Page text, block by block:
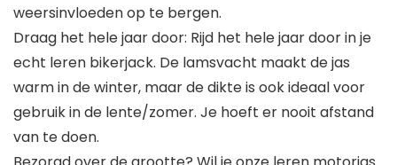
weersinvloeden op te bergen.
Draag het hele jaar door: Rijd het hele jaar door in je
echt leren bikerjack. De lamsvacht maakt de jas
warm in de winter, maar de dikte is ook ideaal voor
gebruik in de lente/zomer. Je hoeft er nooit afstand
van te doen.